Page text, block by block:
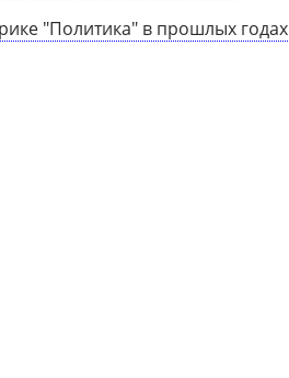
"Политика" в прошлых годах